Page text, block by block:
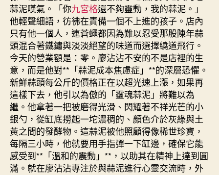
格
會
議
室
驛
站
里
的
鋼
琴
吹
奏
聲，
也
是
一
蒜泥嘆氣。「你九宮格還不夠靈動，我的蒜泥。」
他輕聲細語，彷彿在責備一個不上進的孩子。店內
只有他一個人，連蒼蠅都因為難以忍受那股陳年蒜
頭混合著鐵鏽與淡淡絕望的味道而選擇繞道飛行。
今天的營業額是：零。廖沾沾不安的不是店裡的生
意，而是他對**「蒜泥成本焦慮症」**的深層恐懼。
新鮮蒜頭每公斤的價格正在以超光速上漲，如果再
這樣下去，他引以為傲的「靈魂蒜泥」將難以為
繼。他拿著一把被磨得光滑、閃耀著不祥光芒的小
銀勺，從缸底撈起一坨濃稠的、顏色介於灰綠與土
黃之間的發酵物。這蒜泥被他照顧得像稀世珍寶，
每隔三小時，他就要用手指彈一下缸邊，確保它能
感受到**「溫和的震動」**，以助其在精神上達到圓
滿。就在廖沾沾專注於與蒜泥進行心靈交流時，外